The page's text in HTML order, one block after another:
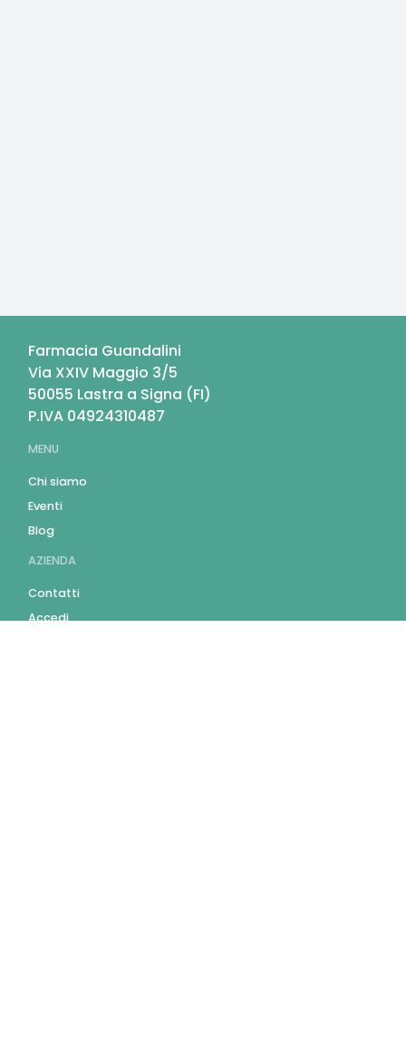
Farmacia Guandalini
Via XXIV Maggio 3/5
50055 Lastra a Signa (FI)
P.IVA 04924310487
MENU
Chi siamo
Eventi
Blog
AZIENDA
Contatti
Accedi